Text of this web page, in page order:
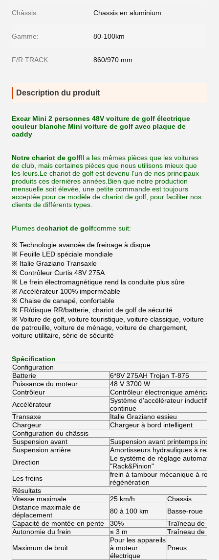
Châssis: Chassis en aluminium
Gamme: 80-100km
F/R TRACK: 860/970 mm
Description du produit
Excar Mini 2 personnes 48V voiture de golf électrique
couleur blanche Mini voiture de golf avec plaque de
caddy
Notre chariot de golfIl a les mêmes pièces que les voitures
de club, mais certaines pièces que nous utilisons mieux que
les leurs.Le chariot de golf est devenu l'un de nos principaux
produits ces dernières années.Bien que notre production
mensuelle soit élevée, une petite commande est toujours
acceptée pour ce modèle de chariot de golf, pour faciliter nos
clients de différents types.
Plumes dechariot de golfcomme suit:
※ Technologie avancée de freinage à disque
※ Feuille LED spéciale mondiale
※ Italie Graziano Transaxle
※ Contrôleur Curtis 48V 275A
※ Le frein électromagnétique rend la conduite plus sûre
※ Accélérateur 100% imperméable
※ Chaise de canapé, confortable
※ FR/disque RR/batterie, chariot de golf de sécurité
※ Voiture de golf, voiture touristique, voiture classique, voiture
de patrouille, voiture de ménage, voiture de chargement,
voiture utilitaire, série de sécurité
Spécification
Configuration
Batterie
6*8V 275AH Trojan T-875
Puissance du moteur
48 V 3700 W
Contrôleur
Contrôleur électronique américain
Accélérateur
Système d'accélérateur inductif
continue
Transaxe
Italie Graziano essieu
Chargeur
Chargeur à bord intelligent
Configuration du châssis
Suspension avant
Suspension avant printemps
Suspension arrière
Amortisseurs hydrauliques à
Direction
Le système de réglage
"Rack&Pinion"
Les freins
frein à tambour mécanique à roue
régénération
Résultats
Vitesse maximale
25 km/h
Chassis
Distance maximale de
déplacement
80 à 100 km
Basse-roue
Capacité de montée en pente
30%
Traîneau de
Autonomie du frein
≤ 3 m Traîneau de
Maximum de bruit
Pour les appareils
à moteur
électrique
Pneus